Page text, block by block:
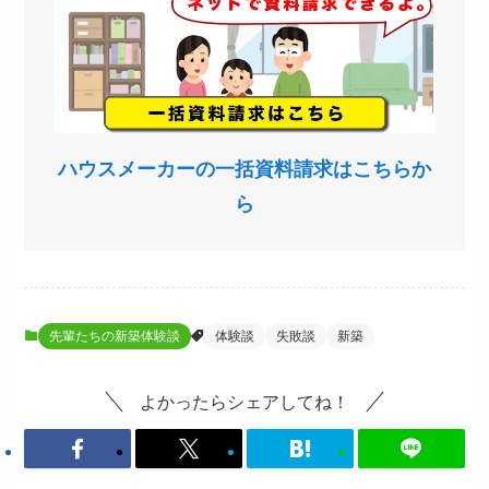
ハウスメーカーの一括資料請求はこちらか
ら
先輩たちの新築体験談 体験談 失敗談 新築
よかったらシェアしてね！